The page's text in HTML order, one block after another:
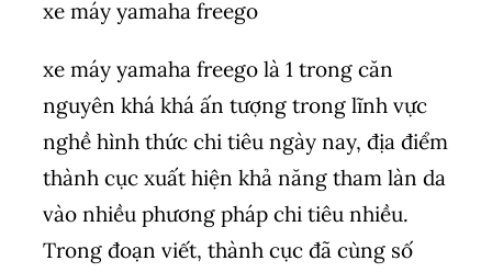
xe máy yamaha freego
xe máy yamaha freego là 1 trong căn
nguyên khá khá ấn tượng trong lĩnh vực
nghề hình thức chi tiêu ngày nay, địa điểm
thành cục xuất hiện khả năng tham làn da
vào nhiều phương pháp chi tiêu nhiều.
Trong đoạn viết, thành cục đã cùng số